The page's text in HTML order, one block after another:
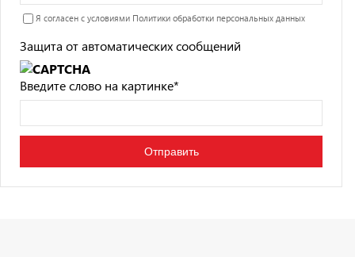
Я согласен с условиями Политики обработки персональных данных
Защита от автоматических сообщений
Введите слово на картинке*